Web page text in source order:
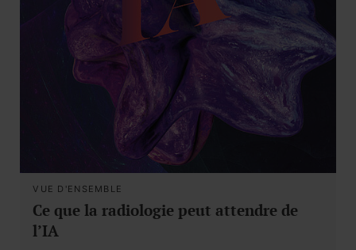
VUE D'ENSEMBLE
Ce que la radiologie peut attendre de
l’IA